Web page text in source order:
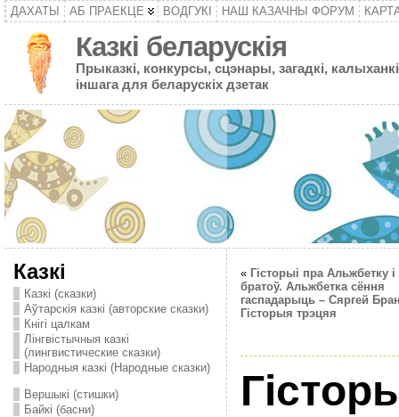
ДАХАТЫ АБ ПРАЕКЦЕ ВОДГУКІ НАШ КАЗАЧНЫ ФОРУМ
Казкі беларускія
Прыказкі, конкурсы, сцэнары, загадкі,
іншага для беларускіх дзетак
Казкі
Казкі (сказки)
Аўтарскія казкі (авторские сказки)
Кнігі цалкам
Лінгвістычныя казкі
(лингвистические сказки)
Народныя казкі (Народные сказки)
Вершыкі (стишки)
Байкі (басни)
« Гісторыі пра Альжбетку і
братоў. Альжбетка сёння
гаспадарыць – Сяргей
Гісторыя трэцяя